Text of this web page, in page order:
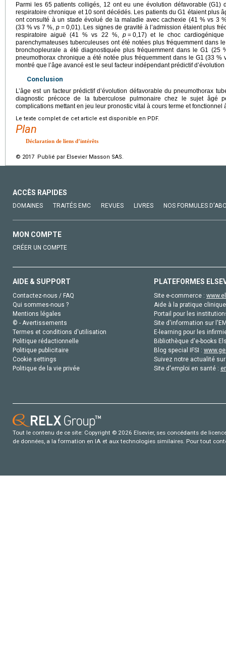
Parmi les 65 patients colligés, 12 ont eu une évolution défavorable (G1)
respiratoire chronique et 10 sont décédés. Les patients du G1 étaient plus
ont consulté à un stade évolué de la maladie avec cachexie (41 % vs 3
(33 % vs 7 %, p = 0,01). Les signes de gravité à l’admission étaient plus
respiratoire aiguë (41 % vs 22 %, p = 0,17) et le choc
parenchymateuses tuberculeuses ont été notées plus fréquemment dans
bronchopleurale a été diagnostiquée plus fréquemment dans le G1
pneumothorax chronique a été notée plus fréquemment dans le G1 (33 %
montré que l’âge avancé est le seul facteur indépendant prédictif
Conclusion
L’âge est un facteur prédictif d’évolution défavorable du pneumothorax
diagnostic précoce de la tuberculose pulmonaire chez le sujet âgé
complications mettant en jeu leur pronostic vital à cours terme et fonctionnel
Le texte complet de cet article est disponible en PDF.
Plan
Déclaration de liens d’intérêts
© 2017 Publié par Elsevier Masson SAS.
ACCÈS RAPIDES
DOMAINES TRAITÉS EMC REVUES LIVRES NOS FORMULES
MON COMPTE
CRÉER UN COMPTE
AIDE & SUPPORT
Contactez-nous / FAQ
Qui sommes-nous ?
Mentions légales
© - Avertissements
Termes et conditions d'utilisation
Politique rédactionnelle
Politique publicitaire
Cookie settings
Politique de la vie privée
PLATEFORMES
Site e-commerce :
Aide à la pratique
Portail pour les
Site d'information sur
E-learning pour les
Bibliothèque d'e-books
Blog special IFSI :
Suivez notre actualité
Site d'emploi en santé :
Tout le contenu de ce site: Copyright © 2026 Elsevier, ses concédants de
de données, a la formation en IA et aux technologies similaires. Pour tout